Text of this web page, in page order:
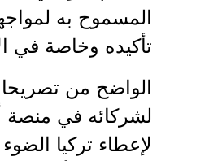
تأكيده وخاصة في
الواضح من
لشركائه في منصة
لإعطاء تركيا